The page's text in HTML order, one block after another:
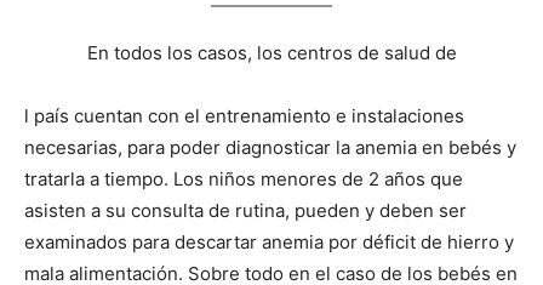
En todos los casos, los centros de salud de
l país cuentan con el entrenamiento e instalaciones
necesarias, para poder diagnosticar la anemia en bebés y
tratarla a tiempo. Los niños menores de 2 años que
asisten a su consulta de rutina, pueden y deben ser
examinados para descartar anemia por déficit de hierro y
mala alimentación. Sobre todo en el caso de los bebés en